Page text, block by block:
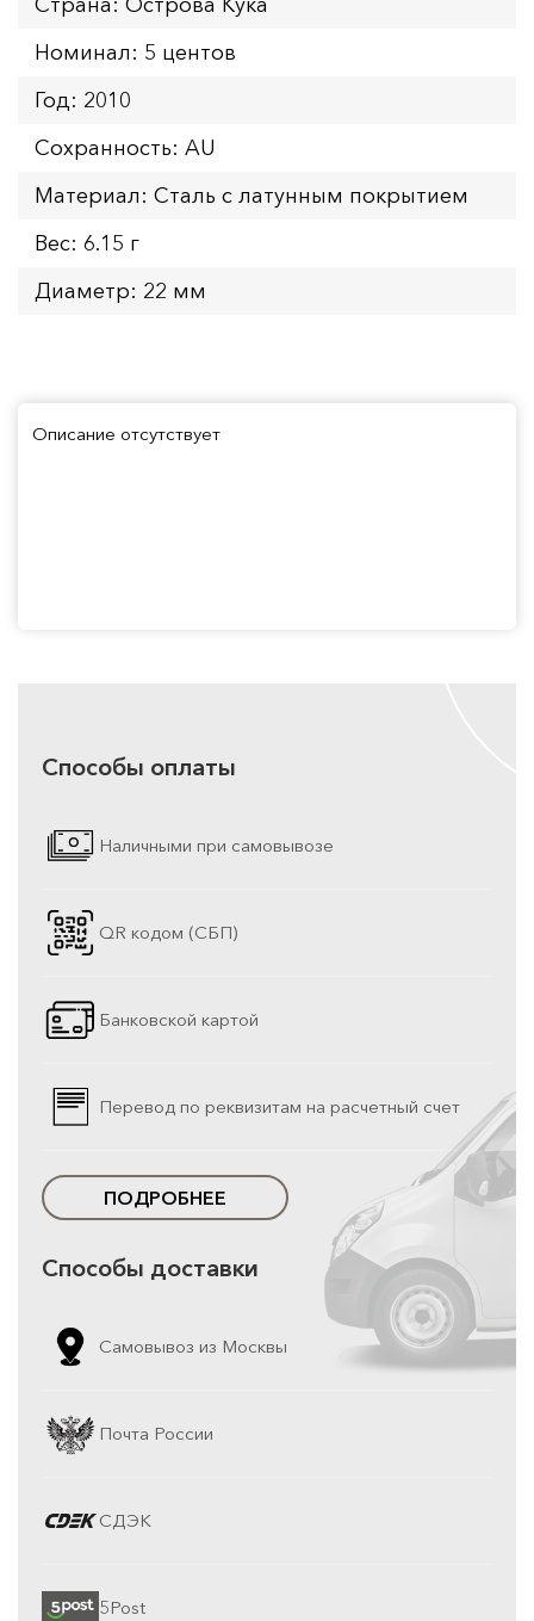
Номинал: 5 центов
Год: 2010
Сохранность: AU
Материал: Сталь с латунным покрытием
Вес: 6.15 г
Диаметр: 22 мм
Описание отсутствует
Способы оплаты
Наличными при самовывозе
QR кодом (СБП)
Банковской картой
Перевод по реквизитам на расчетный счет
ПОДРОБНЕЕ
Способы доставки
Самовывоз из Москвы
Почта России
СДЭК
5Post